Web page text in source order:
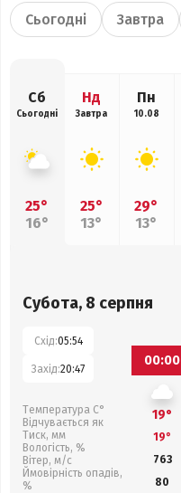
Сьогодні Завтра
Сб
Сьогодні
25°
16°
Нд
Завтра
25°
13°
Пн
10.08
29°
13°
Субота, 8 серпня
Схід:05:54
Захід:20:47
Температура С°
Відчувається як
Тиск, мм
Вологість, %
Вітер, м/с
Ймовірність опадів,
%
00:00
19°
19°
763
80